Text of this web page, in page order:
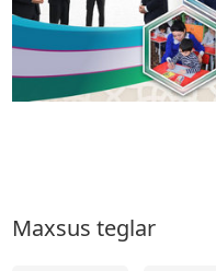
Maxsus teglar